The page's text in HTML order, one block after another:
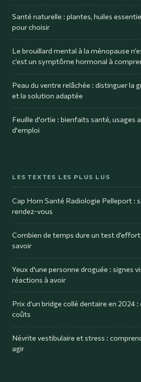
Santé naturelle : plantes, huiles
pour choisir
Le brouillard mental à la ménopause
c’est un symptôme hormonal à
Peau du ventre relâchée : distinguer la
et la solution adaptée
Feuille d'ortie : bienfaits santé, usages
d'emploi
LES TEXTES LES PLUS LUS
Cap Horn Santé Radiologie Pelleport :
rendez-vous
Combien de temps dure un test
savoir
Yeux d'une personne droguée : signes
réactions à avoir
Prix d’un bridge collé dentaire en 2024
coûts
Névrite vestibulaire et stress :
agir